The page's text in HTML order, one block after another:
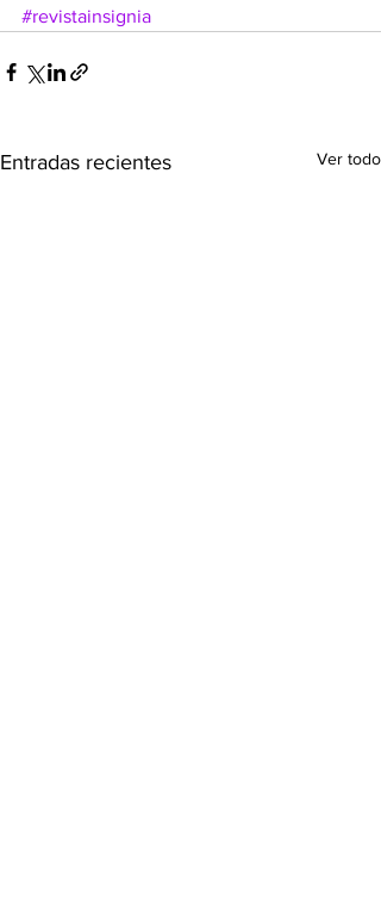
#revistainsignia
Entradas recientes Ver todo